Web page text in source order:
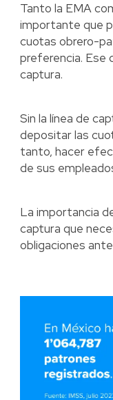
Tanto la EMA
importante que
cuotas obrero-
preferencia. Ese
captura.
Sin la línea de
depositar las
tanto, hacer
de sus
La importancia
captura que
obligaciones